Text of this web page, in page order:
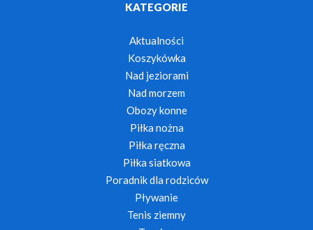
KATEGORIE
Aktualności
Koszykówka
Nad jeziorami
Nad morzem
Obozy konne
Piłka nożna
Piłka ręczna
Piłka siatkowa
Poradnik dla rodziców
Pływanie
Tenis ziemny